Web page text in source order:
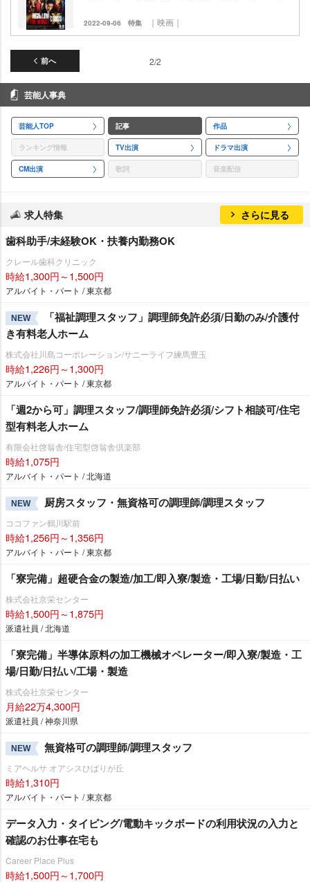
2022-09-06 特集 ｜映画｜
前へ 2/2
芸能人事典
芸能人TOP 記事 作品
ランキング情報 TV出演 ドラマ出演
CM出演 歌詞 音楽配信
求人特集 さらに見る
歯科助手/未経験OK・扶養内勤務OK
クレール歯科クリニック
時給1,300円～1,500円
アルバイト・パート / 東京都
NEW
「福祉調理スタッフ」調理師免許必須/日勤のみ/介護付
き有料老人ホーム
株式会社川島コーポレーション/サニーライフ練馬豊玉
時給1,226円～1,300円
アルバイト・パート / 東京都
「週2から可」調理スタッフ/調理師免許必須/シフト相談可/住宅
型有料老人ホーム
有限会社啓翁舎/住宅型啓翁舎倶楽部
時給1,075円
アルバイト・パート / 北海道
NEW 厨房スタッフ・無資格可の調理師/調理スタッフ
ココファン鶴川駅前
時給1,256円～1,356円
アルバイト・パート / 東京都
「寮完備」超硬合金の製造/加工/即入寮/製造・工場/日勤/日払い
株式会社京栄センター
時給1,500円～1,875円
派遣社員 / 北海道
「寮完備」半導体原料の加工機械オペレーター/即入寮/製造・工
場/日勤/日払い/工場・製造
株式会社京栄センター
月給22万4,300円
派遣社員 / 神奈川県
NEW 無資格可の調理師/調理スタッフ
ミアヘルサ オアシスひばりが丘
時給1,310円
アルバイト・パート / 東京都
データ入力・タイピング/電動キックボードの利用状況の入力と
確認のお仕事在宅も
Career Place Plus
時給1,500円～1,700円